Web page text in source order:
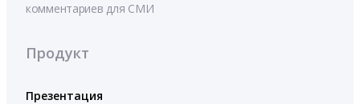
комментариев для СМИ
Продукт
Презентация